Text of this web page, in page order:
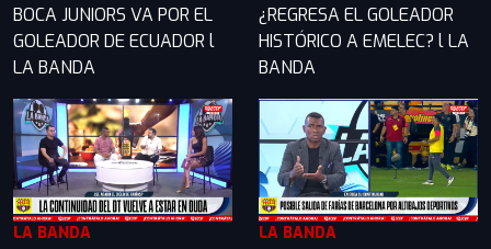
BOCA JUNIORS VA POR EL
GOLEADOR DE ECUADOR l
LA BANDA
¿REGRESA EL GOLEADOR
HISTÓRICO A EMELEC? l LA
BANDA
LA BANDA LA BANDA